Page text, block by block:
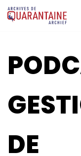
Aller
au
DE